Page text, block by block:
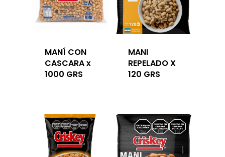
MANÍ CON
CASCARA x
1000 GRS
MANI
REPELADO X
120 GRS